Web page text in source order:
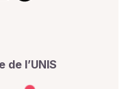
de l’UNIS